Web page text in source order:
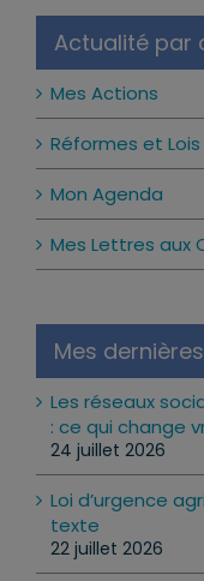
Actualité par
Mes Actions
Réformes et Lois
Mon Agenda
Mes Lettres aux
Mes
Les réseaux
: ce qui change
24 juillet 2026
Loi d’urgence
texte
22 juillet 2026